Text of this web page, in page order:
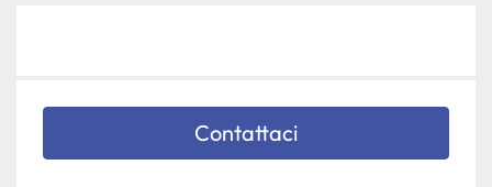
Contattaci